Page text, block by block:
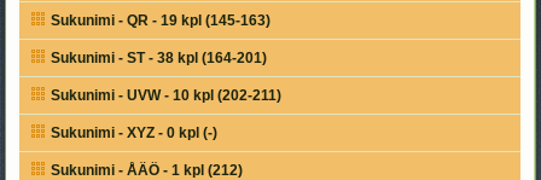
Sukunimi - QR - 19 kpl (145-163)
Sukunimi - ST - 38 kpl (164-201)
Sukunimi - UVW - 10 kpl (202-211)
Sukunimi - XYZ - 0 kpl (-)
Sukunimi - ÅÄÖ - 1 kpl (212)